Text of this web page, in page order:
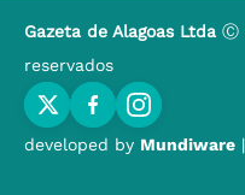
Gazeta de Alagoas Ltda Ⓒ
reservados
developed by Mundiware